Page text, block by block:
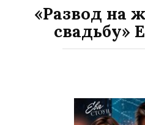
«Развод на
свадьбу»